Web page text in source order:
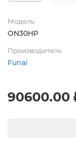
Модель
ON30HP
Производитель
Funai
90600.00